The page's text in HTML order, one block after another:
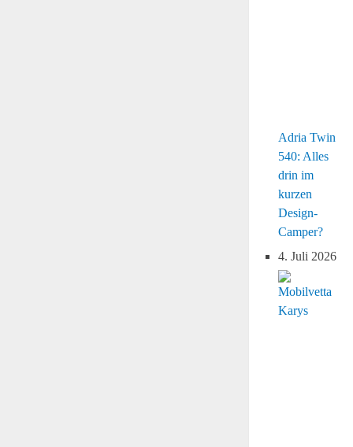
Adria Twin
540: Alles
drin im
kurzen
Design-
Camper?
4. Juli 2026